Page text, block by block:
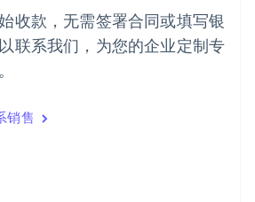
收款，无需签署合同或填写银
联系我们，为您的企业定制专
销售